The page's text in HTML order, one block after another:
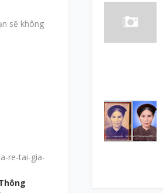
sẽ không
re-tai-gia-